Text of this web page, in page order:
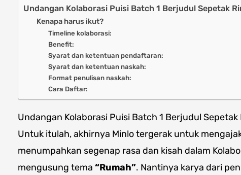
Undangan Kolaborasi Puisi Batch 1 Berjudul Sepetak
Kenapa harus ikut?
Timeline kolaborasi:
Benefit:
Syarat dan ketentuan pendaftaran:
Syarat dan ketentuan naskah:
Format penulisan naskah:
Cara Daftar:
Undangan Kolaborasi Puisi Batch 1 Berjudul
Untuk itulah, akhirnya Minlo tergerak untuk
menumpahkan segenap rasa dan kisah dalam
mengusung tema “Rumah”. Nantinya karya dari